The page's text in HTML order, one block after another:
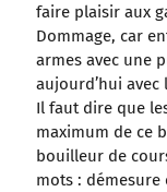
faire plaisir aux
Dommage, car
armes avec une
aujourd’hui avec
Il faut dire que
maximum de ce
bouilleur de
mots : démesure